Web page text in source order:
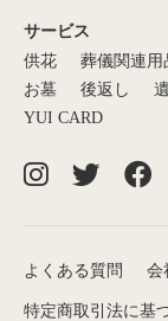
サービス
供花
葬儀関連用
お墓
後返し
YUI CARD
よくある質問 会
特定商取引法に基